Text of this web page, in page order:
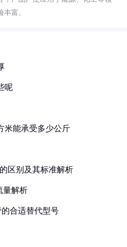
富。
呢
米能承受多少公斤
区别及其标准解析
量解析
的合适替代型号